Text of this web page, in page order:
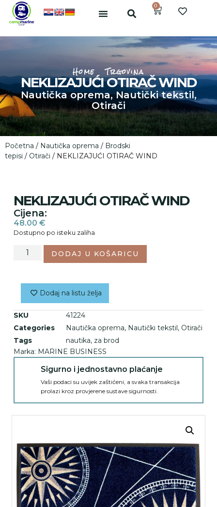
0
Home Trgovina
NEKLIZAJUĆI OTIRAČ WIND
Nautička oprema,Nautički tekstil,
Otirači
Početna / Nautička oprema / Brodski
tepisi / Otirači / NEKLIZAJUĆI OTIRAČ WIND
NEKLIZAJUĆI OTIRAČ WIND
Cijena:
48.00 €
Dostupno po isteku zaliha
DODAJ U KOŠARICU
Dodaj na listu želja
SKU
41224
Categories
Nautička oprema, Nautički tekstil, Otirači
Tags
nautika, za brod
Marka: MARINE BUSINESS
Sigurno i jednostavno plaćanje
Vaši podaci su uvijek zaštićeni, a svaka transakcija
prolazi kroz provjerene sustave sigurnosti.